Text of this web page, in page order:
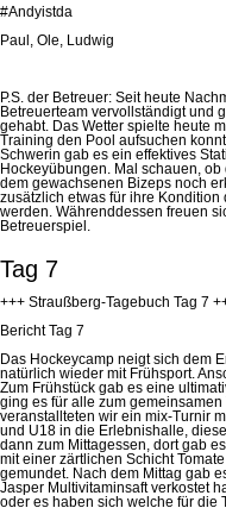
#Andyistda
Paul, Ole, Ludwig
P.S. der Betreuer: Seit heute
Betreuerteam vervollständigt und
gehabt. Das Wetter spielte heute
Training den Pool aufsuchen
Schwerin gab es ein effektives
Hockeyübungen. Mal schauen,
dem gewachsenen Bizeps noch
zusätzlich etwas für ihre
werden. Währenddessen freuen
Betreuerspiel.
Tag 7
+++ Straußberg-Tagebuch Tag 7
Bericht Tag 7
Das Hockeycamp neigt sich dem
natürlich wieder mit Frühsport.
Zum Frühstück gab es eine
ging es für alle zum
veranstallteten wir ein mix-Turnir
und U18 in die Erlebnishalle,
dann zum Mittagessen, dort gab
mit einer zärtlichen Schicht
gemundet. Nach dem Mittag gab
Jasper Multivitaminsaft verkostet
oder es haben sich welche für die